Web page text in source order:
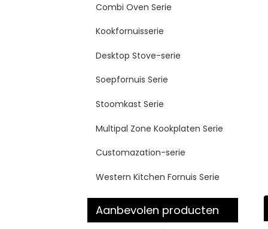
Combi Oven Serie
Kookfornuisserie
Desktop Stove-serie
Soepfornuis Serie
Stoomkast Serie
Multipal Zone Kookplaten Serie
Customazation-serie
Western Kitchen Fornuis Serie
Aanbevolen producten